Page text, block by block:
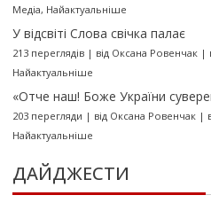
Медіа, Найактуальніше
У відсвіті Слова свічка палає
213 переглядів| від Оксана Ровенчак|
Найактуальніше
«Отче наш! Боже України
203 перегляди | від Оксана Ровенчак|
Найактуальніше
ДАЙДЖЕСТИ